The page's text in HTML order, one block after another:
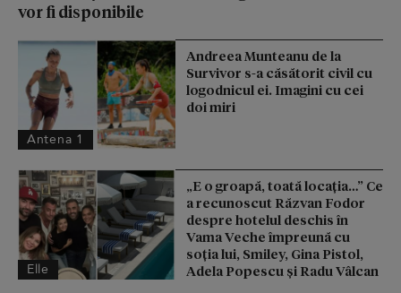
vor fi disponibile
Antena 1
Andreea Munteanu de la
Survivor s-a căsătorit civil cu
logodnicul ei. Imagini cu cei
doi miri
Elle
„E o groapă, toată locația…” Ce
a recunoscut Răzvan Fodor
despre hotelul deschis în
Vama Veche împreună cu
soția lui, Smiley, Gina Pistol,
Adela Popescu și Radu Vâlcan